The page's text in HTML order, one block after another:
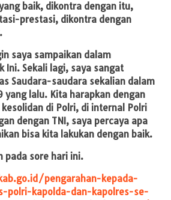
baik, dikontra dengan itu,
prestasi, dikontra dengan
saya sampaikan dalam
Ini. Sekali lagi, saya sangat
Saudara-saudara sekalian dalam
yang lalu. Kita harapkan dengan
di Polri, di internal Polri
dengan TNI, saya percaya apa
bisa kita lakukan dengan baik.
pada sore hari ini.
pengarahan-kepada-
polri-kapolda-dan-kapolres-se-